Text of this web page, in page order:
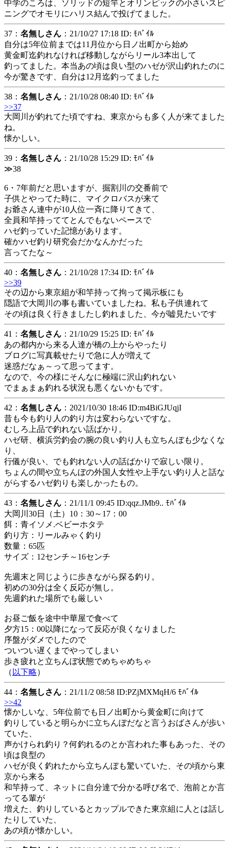
中学のころは、ソリッドの短竿とオリンピックの小さいスピ
ニングでオモリにハリス結んで投げてました。
37： 名無しさん ：21/10/27 17:18 ID: ﾓﾊﾞｲﾙ
自分は5年位前までは11月位から日ノ出町から始め
黄金町迄釣れなければ移動しながらリール3本出して
釣ってました。本当あの頃は良い型のハゼが沢山釣れたのに
今が驚きです、自分は12月迄釣ってました
38： 名無しさん ：21/10/28 08:40 ID: ﾓﾊﾞｲﾙ
>>37
大岡川が釣れてた頃ですね、東京からも多く人が来てました
ね。
懐かしい。
39： 名無しさん ：21/10/28 15:29 ID: ﾓﾊﾞｲﾙ
≫38
6・7年前だと思いますが、掘割川の交番前で
子供とやってた時に、マイクロバスが来て
お爺さん連中が10人位一斉に降りてきて、
全員和竿持っててとんでもないペースで
ハゼ釣っていた記憶があります。
確かハゼ釣り研究会だかなんかだった
言ってたな～
40： 名無しさん ：21/10/28 17:34 ID: ﾓﾊﾞｲﾙ
>>39
その辺から東京組が和竿持って拘って掲示板にも
隠語で大岡川の事も書いていましたね。私も子供連れて
その頃は良く行きましたし釣れました、今が嘘見たいです
41： 名無しさん ：21/10/29 15:25 ID: ﾓﾊﾞｲﾙ
あの都内から来る人達が橋の上からやったり
ブログに写真載せたりで急に人が増えて
迷惑だなぁ～って思ってます。
なので、今の様にそんなに極端に沢山釣れない
でまぁまぁ釣れる状況も悪くないかもです。
42： 名無しさん ：2021/10/30 18:46 ID:m4BiGJUqjI
昔も今も釣り人の釣り方は変わらないですな。
むしろ上品で釣れない話ばかり。
ハゼ研、横浜労釣会の腕の良い釣り人も立ちんぼも少なくな
り、
行儀が良い、でも釣れない人の話ばかりで寂しい限り。
ちょんの間や立ちんぼの外国人女性や上手ない釣り人と話な
がらするハゼ釣りも楽しかったもの。
43： 名無しさん ：21/11/1 09:45 ID:qqz.JMb9.. ﾓﾊﾞｲﾙ
大岡川30日（土）10：30～17：00
餌：青イソメ.ベビーホタテ
釣り方：リールみゃく釣り
数量：65匹
サイズ：12センチ～16センチ
先週末と同じように歩きながら探る釣り。
初めの30分は全く反応が無し。
先週釣れた場所でも厳しい
お昼ご飯を途中中華屋で食べて
夕方15：00以降になって反応が良くなりました
序盤がダメでしたので
ついつい遅くまでやってしまい
歩き疲れと立ちんぼ状態でめちゃめちゃ
（ 以下略）
44： 名無しさん ：21/11/2 08:58 ID:PZjMXMqH/6 ﾓﾊﾞｲﾙ
>>42
懐かしいな、5年位前でも日ノ出町から黄金町に向けて
釣りしていると明らかに立ちんぼだなと言うおばさんが歩い
ていた、
声かけられ釣り？何釣れるのとか言われた事もあった、その
頃は良型の
ハゼが良く釣れたから立ちんぼも驚いていた、その頃から東
京から来る
和竿持って、ネットに自分達で分かる呼び名で、泡前とか言
ってる輩が
増えた、釣りしているとカップルできた東京組に人とは話し
たりしていた、
あの頃が懐かしい。